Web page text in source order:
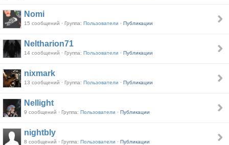
Nomi
15 сообщений · Группа: Пользователи · Публикации
Neltharion71
14 сообщений · Группа: Пользователи · Публикации
nixmark
13 сообщений · Группа: Пользователи · Публикации
Nellight
9 сообщений · Группа: Пользователи · Публикации
nightbly
8 сообщений · Группа: Пользователи · Публикации